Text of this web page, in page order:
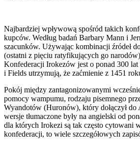
Najbardziej wpływową spośród takich
kupców. Według badań Barbary Mann i
szacunków. Używając kombinacji źródeł
(ostatni z pięciu ratyfikujących go
Konfederacji Irokezów jest o ponad 300 lat
i Fields utrzymują, że zaćmienie z 1451
Pokój między zantagonizowanymi
pomocy wampumu, rodzaju pisemnego
Wyandotów (Huronów), który dołączył
wersje tłumaczone były na angielski od
dla których Irokezi są tak często cytowani
konfederacji, to wiele szczegółowych